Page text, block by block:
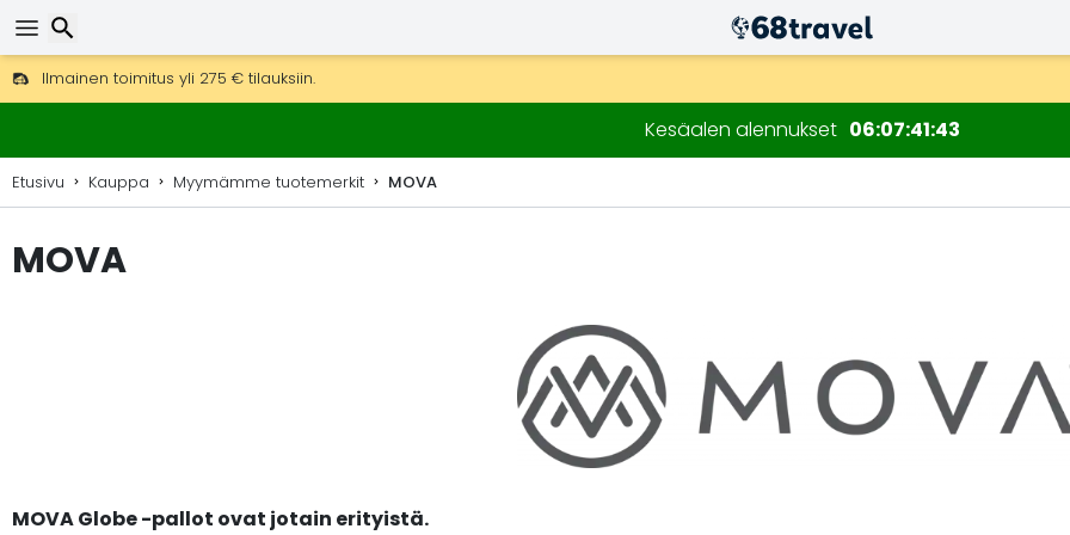
Ilmainen toimitus yli 275 € tilauksiin.
Mahdollisuus lähettää DHL Express -lähetyksenä (toimitus 24 tunnin kuluessa)
30 päivää palautukseen, 90 päivää puukarttoihin ja koristeisiin.
Kesäalen alennukset 06074141
Etusivu Kauppa Myymämme tuotemerkit MOVA
MOVA
MOVA Globe -pallot ovat jotain erityistä.